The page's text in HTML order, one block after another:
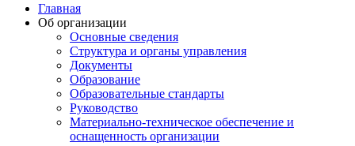
Главная
Об организации
Основные сведения
Структура и органы управления
Документы
Образование
Образовательные стандарты
Руководство
Материально-техническое обеспечение и
оснащенность организации